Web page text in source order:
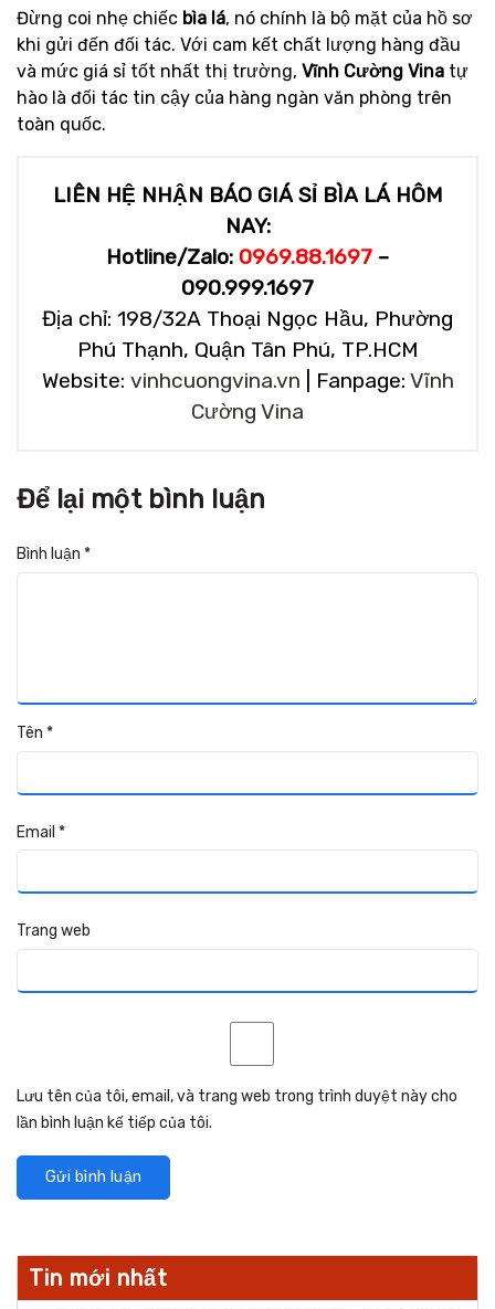
Đừng coi nhẹ chiếc bìa lá, nó chính là bộ mặt của hồ sơ
khi gửi đến đối tác. Với cam kết chất lượng hàng đầu
và mức giá sỉ tốt nhất thị trường, Vĩnh Cường Vina tự
hào là đối tác tin cậy của hàng ngàn văn phòng trên
toàn quốc.
LIÊN HỆ NHẬN BÁO GIÁ SỈ BÌA LÁ HÔM
NAY:
Hotline/Zalo: 0969.88.1697 –
090.999.1697
Địa chỉ: 198/32A Thoại Ngọc Hầu, Phường
Phú Thạnh, Quận Tân Phú, TP.HCM
Website: vinhcuongvina.vn | Fanpage: Vĩnh
Cường Vina
Để lại một bình luận
Bình luận *
Tên *
Email *
Trang web
Lưu tên của tôi, email, và trang web trong trình duyệt này cho
lần bình luận kế tiếp của tôi.
Tin mới nhất